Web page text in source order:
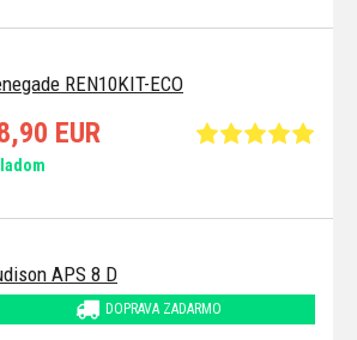
REN10KIT-ECO
EUR
APS 8 D
DOPRAVA ZADARMO